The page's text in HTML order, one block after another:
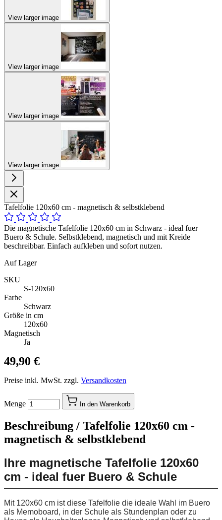
View larger image
View larger image
View larger image
View larger image
Tafelfolie 120x60 cm - magnetisch & selbstklebend
Die magnetische Tafelfolie 120x60 cm in Schwarz - ideal fuer
Buero & Schule. Selbstklebend, magnetisch und mit Kreide
beschreibbar. Einfach aufkleben und sofort nutzen.
Auf Lager
SKU
S-120x60
Farbe
Schwarz
Größe in cm
120x60
Magnetisch
Ja
49,90 €
Preise inkl. MwSt. zzgl. Versandkosten
Menge In den Warenkorb
Beschreibung / Tafelfolie 120x60 cm -
magnetisch & selbstklebend
Ihre magnetische Tafelfolie 120x60
cm - ideal fuer Buero & Schule
Mit 120x60 cm ist diese Tafelfolie die ideale Wahl im Buero
als Memoboard, in der Schule als Stundenplan oder zu